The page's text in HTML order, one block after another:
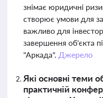
знімає юридичні
створює умови для
важливо для
завершення об'єкта
"Аркада". Джерело
Які основні теми
практичній